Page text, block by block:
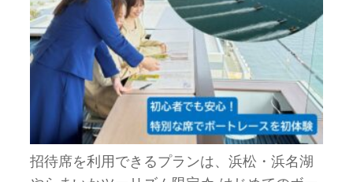
招待席を利用できるプランは、浜松・浜名湖